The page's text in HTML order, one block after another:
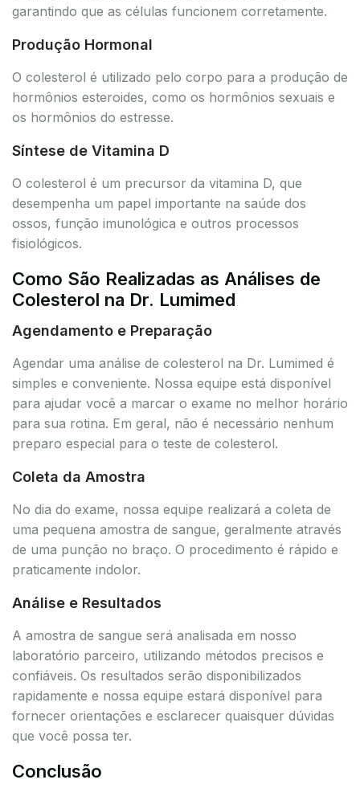
garantindo que as células funcionem corretamente.
Produção Hormonal
O colesterol é utilizado pelo corpo para a produção de
hormônios esteroides, como os hormônios sexuais e
os hormônios do estresse.
Síntese de Vitamina D
O colesterol é um precursor da vitamina D, que
desempenha um papel importante na saúde dos
ossos, função imunológica e outros processos
fisiológicos.
Como São Realizadas as Análises de
Colesterol na Dr. Lumimed
Agendamento e Preparação
Agendar uma análise de colesterol na Dr. Lumimed é
simples e conveniente. Nossa equipe está disponível
para ajudar você a marcar o exame no melhor horário
para sua rotina. Em geral, não é necessário nenhum
preparo especial para o teste de colesterol.
Coleta da Amostra
No dia do exame, nossa equipe realizará a coleta de
uma pequena amostra de sangue, geralmente através
de uma punção no braço. O procedimento é rápido e
praticamente indolor.
Análise e Resultados
A amostra de sangue será analisada em nosso
laboratório parceiro, utilizando métodos precisos e
confiáveis. Os resultados serão disponibilizados
rapidamente e nossa equipe estará disponível para
fornecer orientações e esclarecer quaisquer dúvidas
que você possa ter.
Conclusão